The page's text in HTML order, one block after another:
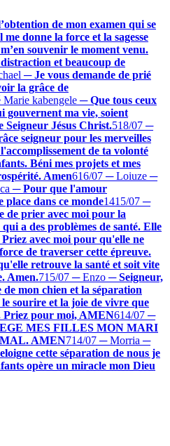
de mon examen qui se
donne la force et la sagesse
souvenir le moment venu.
et beaucoup de
─ Je vous demande de prié
la grâce de
kabengele ─ Que tous ceux
gouvernent ma vie, soient
Seigneur Jésus Christ.518/07 ─
seigneur pour les merveilles
de ta volonté
Béni mes projets et mes
Amen616/07 ─ Loiuze ─
─ Pour que l'amour
dans ce monde1415/07 ─
de prier avec moi pour la
a des problèmes de santé. Elle
avec moi pour qu'elle ne
de traverser cette épreuve.
retrouve la santé et soit vite
Amen.715/07 ─ Enzo ─ Seigneur,
mon chien et la séparation
sourire et la joie de vivre que
Priez pour moi, AMEN614/07 ─
MES FILLES MON MARI
AMEN714/07 ─ Morria ─
cette séparation de nous je
opère un miracle mon Dieu